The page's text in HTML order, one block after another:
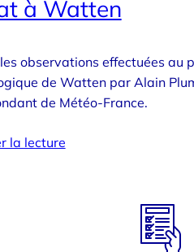
à Watten
observations effectuées au
de Watten par Alain
de Météo-France.
la lecture